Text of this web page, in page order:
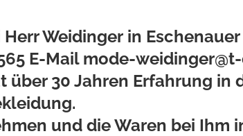
Weidinger in
E-Mail mode-
über 30 Jahren Erfahrung in
und die Waren bei Ihm